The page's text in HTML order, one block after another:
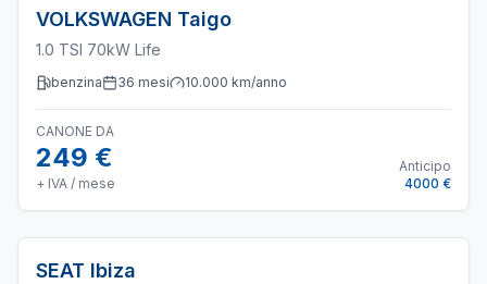
VOLKSWAGEN Taigo
1.0 TSI 70kW Life
benzina 36 mesi 10.000 km/anno
CANONE DA
249 €
+ IVA / mese
Anticipo
4000 €
SEAT Ibiza